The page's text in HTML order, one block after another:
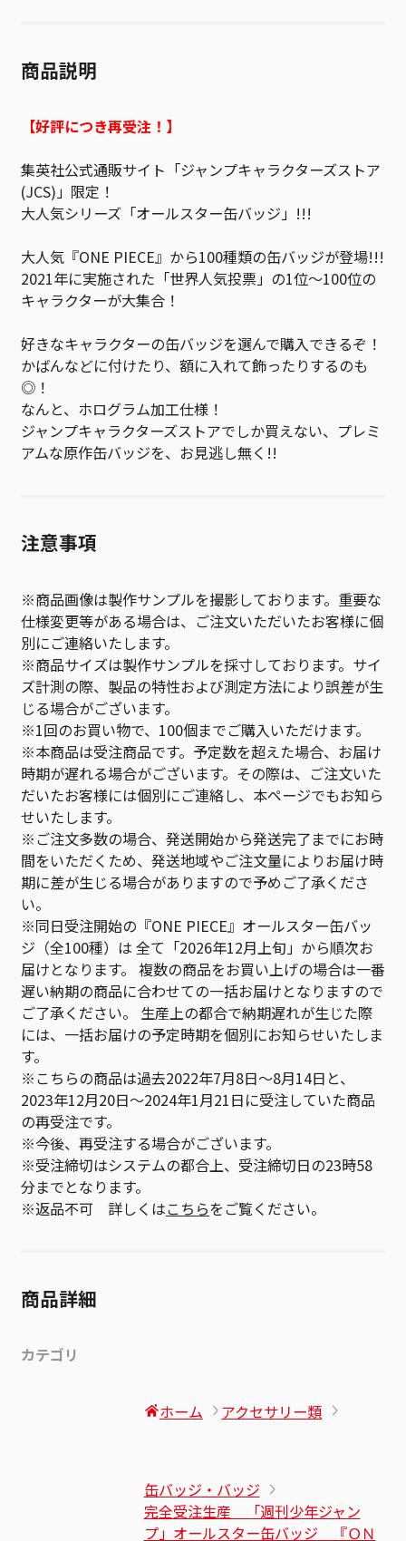
商品説明
【好評につき再受注！】
集英社公式通販サイト「ジャンプキャラクターズストア
(JCS)」限定！
大人気シリーズ「オールスター缶バッジ」!!!
大人気『ONE PIECE』から100種類の缶バッジが登場!!!
2021年に実施された「世界人気投票」の1位～100位の
キャラクターが大集合！
好きなキャラクターの缶バッジを選んで購入できるぞ！
かばんなどに付けたり、額に入れて飾ったりするのも
◎！
なんと、ホログラム加工仕様！
ジャンプキャラクターズストアでしか買えない、プレミ
アムな原作缶バッジを、お見逃し無く!!
注意事項
※商品画像は製作サンプルを撮影しております。重要な
仕様変更等がある場合は、ご注文いただいたお客様に個
別にご連絡いたします。
※商品サイズは製作サンプルを採寸しております。サイ
ズ計測の際、製品の特性および測定方法により誤差が生
じる場合がございます。
※1回のお買い物で、100個までご購入いただけます。
※本商品は受注商品です。予定数を超えた場合、お届け
時期が遅れる場合がございます。その際は、ご注文いた
だいたお客様には個別にご連絡し、本ページでもお知ら
せいたします。
※ご注文多数の場合、発送開始から発送完了までにお時
間をいただくため、発送地域やご注文量によりお届け時
期に差が生じる場合がありますので予めご了承くださ
い。
※同日受注開始の『ONE PIECE』オールスター缶バッ
ジ（全100種）は 全て「2026年12月上旬」から順次お
届けとなります。 複数の商品をお買い上げの場合は一番
遅い納期の商品に合わせての一括お届けとなりますので
ご了承ください。 生産上の都合で納期遅れが生じた際
には、一括お届けの予定時期を個別にお知らせいたしま
す。
※こちらの商品は過去2022年7月8日～8月14日と、
2023年12月20日～2024年1月21日に受注していた商品
の再受注です。
※今後、再受注する場合がございます。
※受注締切はシステムの都合上、受注締切日の23時58
分までとなります。
※返品不可 詳しくはこちらをご覧ください。
商品詳細
カテゴリ
ホーム アクセサリー類
缶バッジ・バッジ
完全受注生産 「週刊少年ジャン
プ」オールスター缶バッジ 『ＯＮ